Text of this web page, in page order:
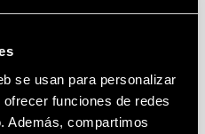
se usan para personalizar
funciones de redes
Además, compartimos
viajan por la
de su energía se disipa,